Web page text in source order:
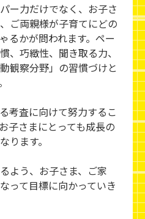
ー力だけでなく、お子さ
ご両親様が子育てにどの
るかが問われます。ペー
、巧緻性、聞き取る力、
観察分野」の習慣づけと
考査に向けて努力するこ
子さまにとっても成長の
なります。
よう、お子さま、ご家
って目標に向かっていき